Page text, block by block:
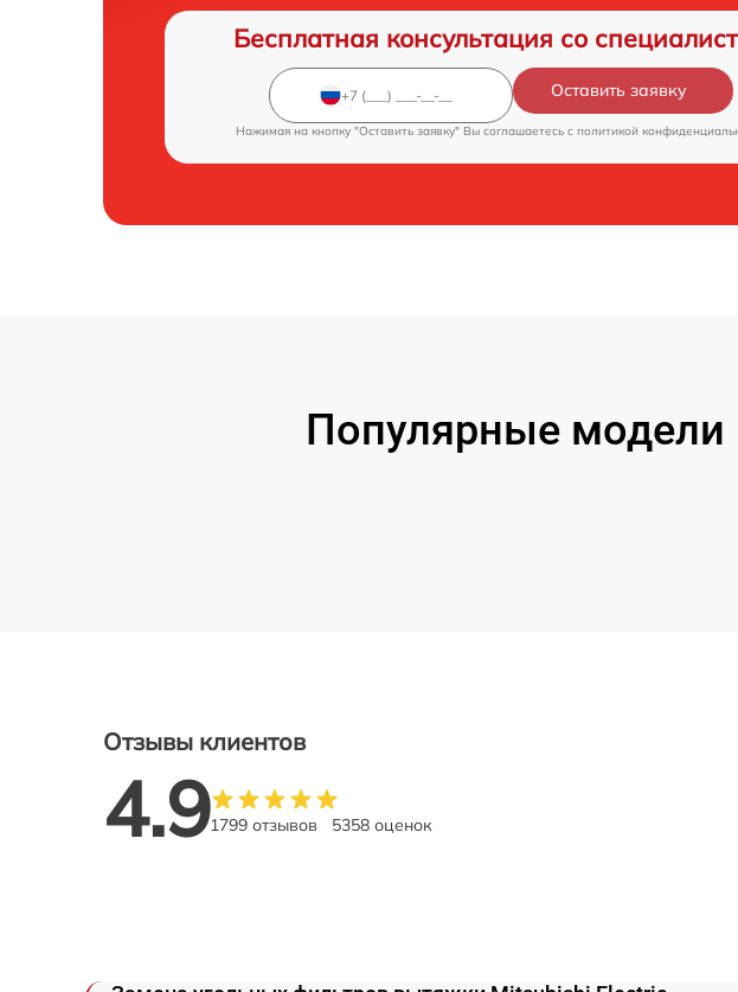
Бесплатная консультация со
Оставить заявку
Нажимая на кнопку "Оставить заявку" Вы соглашаетесь c политикой
Популярные
Отзывы клиентов
4.91799 отзывов 5358 оценок